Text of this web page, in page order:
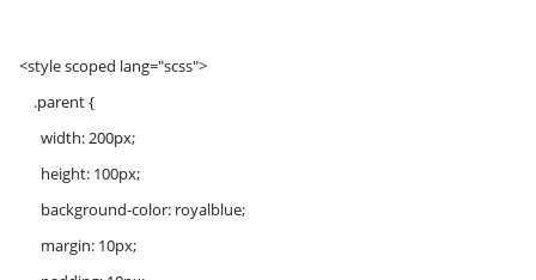
<style scoped lang="scss">
.parent {
width: 200px;
height: 100px;
background-color: royalblue;
margin: 10px;